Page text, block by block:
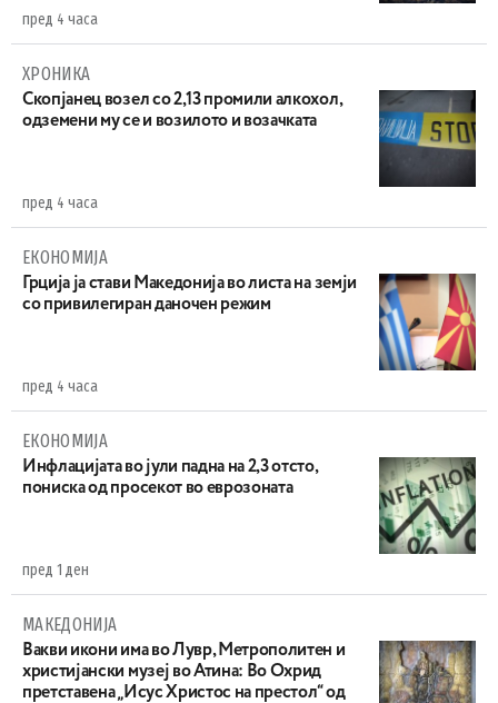
пред 4 часа
ХРОНИКА
Скопјанец возел со 2,13 промили алкохол,
одземени му се и возилото и возачката
пред 4 часа
ЕКОНОМИЈА
Грција ја стави Македонија во листа на земји
со привилегиран даночен режим
пред 4 часа
ЕКОНОМИЈА
Инфлацијата во јули падна на 2,3 отсто,
пониска од просекот во еврозоната
пред 1 ден
МАКЕДОНИЈА
Вакви икони има во Лувр, Метрополитен и
христијански музеј во Атина: Во Охрид
претставена „Исус Христос на престол“ од